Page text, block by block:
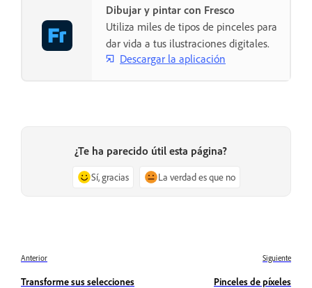
Dibujar y pintar con Fresco
Utiliza miles de tipos de pinceles para
dar vida a tus ilustraciones digitales.
Descargar la aplicación
¿Te ha parecido útil esta página?
Sí, gracias La verdad es que no
Anterior
Transforme sus selecciones
Siguiente
Pinceles de píxeles